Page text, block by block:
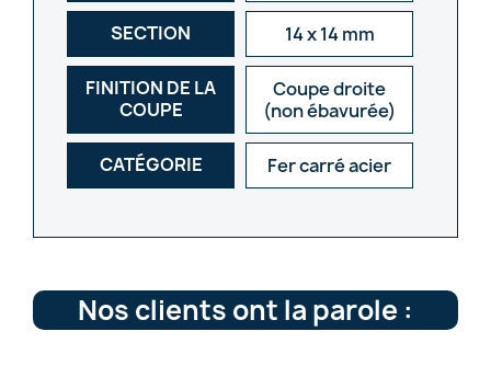
SECTION 14 x 14 mm
FINITION DE LA
COUPE
Coupe droite
(non ébavurée)
CATÉGORIE Fer carré acier
Nos clients ont la parole :